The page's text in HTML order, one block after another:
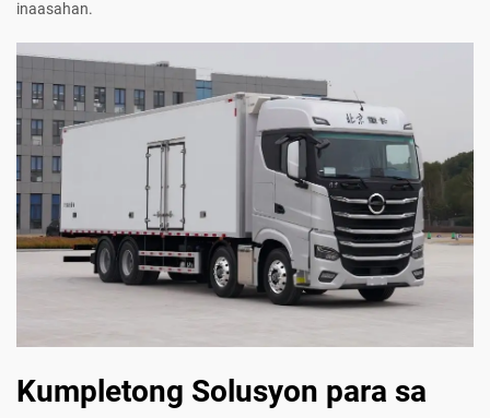
inaasahan.
Kumpletong Solusyon para sa